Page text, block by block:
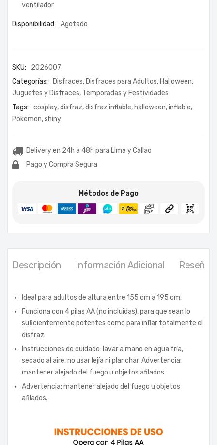
ventilador
Disponibilidad: Agotado
SKU:
2026007
Categorías:
Disfraces, Disfraces para Adultos, Halloween,
Juguetes y Disfraces, Temporadas y Festividades
Tags:
cosplay,disfraz,disfraz inflable, halloween,inflable,
Pokemon,shiny
Delivery en 24h a 48h para Lima y Callao
Pago y Compra Segura
Métodos de Pago
Descripción Información Adicional Reseñas
Ideal para adultos de altura entre 155 cm a 195 cm.
Funciona con 4 pilas AA (no incluidas), para que sean lo
suficientemente potentes como para inflar totalmente el
disfraz.
Instrucciones de cuidado: lavar a mano en agua fría,
secado al aire, no usar lejía ni planchar. Advertencia:
mantener alejado del fuego u objetos afilados.
Advertencia: mantener alejado del fuego u objetos
afilados.